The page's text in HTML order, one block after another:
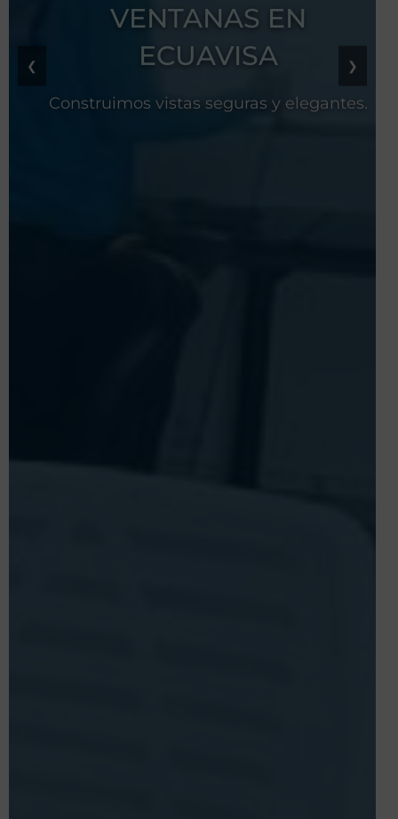
VENTANAS EN
ECUAVISA
Construimos vistas seguras y elegantes.
❮ ❯